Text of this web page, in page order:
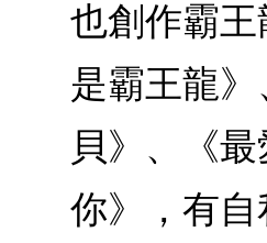
也創作霸
是霸王龍
貝》、《
你》，有